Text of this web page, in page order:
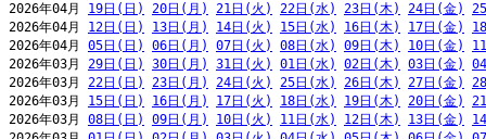
2026年04月 19日(日) 20日(月) 21日(火) 22日(水) 23日(木) 24日(金)
2026年04月 12日(日) 13日(月) 14日(火) 15日(水) 16日(木) 17日(金)
2026年04月 05日(日) 06日(月) 07日(火) 08日(水) 09日(木) 10日(金)
2026年03月 29日(日) 30日(月) 31日(火) 01日(水) 02日(木) 03日(金)
2026年03月 22日(日) 23日(月) 24日(火) 25日(水) 26日(木) 27日(金)
2026年03月 15日(日) 16日(月) 17日(火) 18日(水) 19日(木) 20日(金)
2026年03月 08日(日) 09日(月) 10日(火) 11日(水) 12日(木) 13日(金)